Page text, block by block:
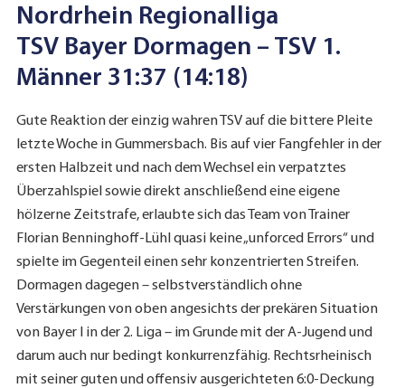
Nordrhein Regionalliga
TSV Bayer Dormagen – TSV 1.
Männer 31:37 (14:18)
Gute Reaktion der einzig wahren TSV auf die bittere Pleite
letzte Woche in Gummersbach. Bis auf vier Fangfehler in der
ersten Halbzeit und nach dem Wechsel ein verpatztes
Überzahlspiel sowie direkt anschließend eine eigene
hölzerne Zeitstrafe, erlaubte sich das Team von Trainer
Florian Benninghoff-Lühl quasi keine „unforced Errors“ und
spielte im Gegenteil einen sehr konzentrierten Streifen.
Dormagen dagegen – selbstverständlich ohne
Verstärkungen von oben angesichts der prekären Situation
von Bayer I in der 2. Liga – im Grunde mit der A-Jugend und
darum auch nur bedingt konkurrenzfähig. Rechtsrheinisch
mit seiner guten und offensiv ausgerichteten 6:0-Deckung